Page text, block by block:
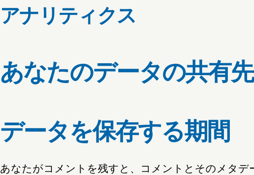
アナリティクス
あなたのデータの共有先
データを保存する期間
あなたがコメントを残すと、コメントとそのメタデ